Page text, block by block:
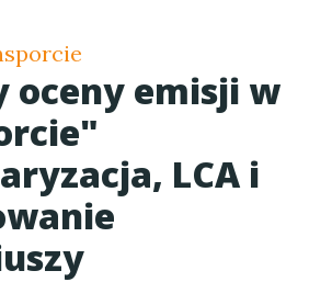
oceny emisji w
LCA i